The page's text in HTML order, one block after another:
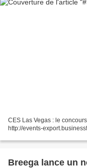
CES Las Vegas : le
http://events-
Breega lance un